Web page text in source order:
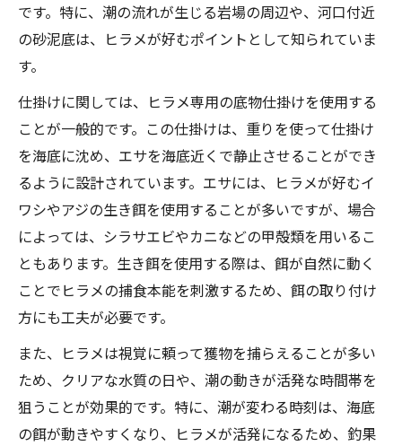
です。特に、潮の流れが生じる岩場の周辺や、河口付近
の砂泥底は、ヒラメが好むポイントとして知られていま
す。
仕掛けに関しては、ヒラメ専用の底物仕掛けを使用する
ことが一般的です。この仕掛けは、重りを使って仕掛け
を海底に沈め、エサを海底近くで静止させることができ
るように設計されています。エサには、ヒラメが好むイ
ワシやアジの生き餌を使用することが多いですが、場合
によっては、シラサエビやカニなどの甲殻類を用いるこ
ともあります。生き餌を使用する際は、餌が自然に動く
ことでヒラメの捕食本能を刺激するため、餌の取り付け
方にも工夫が必要です。
また、ヒラメは視覚に頼って獲物を捕らえることが多い
ため、クリアな水質の日や、潮の動きが活発な時間帯を
狙うことが効果的です。特に、潮が変わる時刻は、海底
の餌が動きやすくなり、ヒラメが活発になるため、釣果